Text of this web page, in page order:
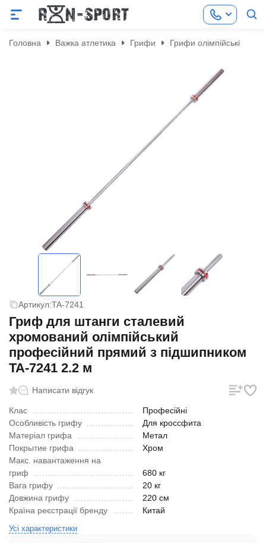
Головна Важка атлетика Грифи Грифи олімпійські
Артикул:TA-7241
Гриф для штанги сталевий
хромований олімпійський
професійний прямий з підшипником
TA-7241 2.2 м
Написати відгук
Клас
Професійні
Особливість грифу
Для кроссфита
Матеріал грифа
Метал
Покрытие грифа
Хром
Макс. навантаження на
гриф
680 кг
Вага грифу
20 кг
Довжина грифу
220 см
Країна реєстрації бренду
Китай
Усі характеристики